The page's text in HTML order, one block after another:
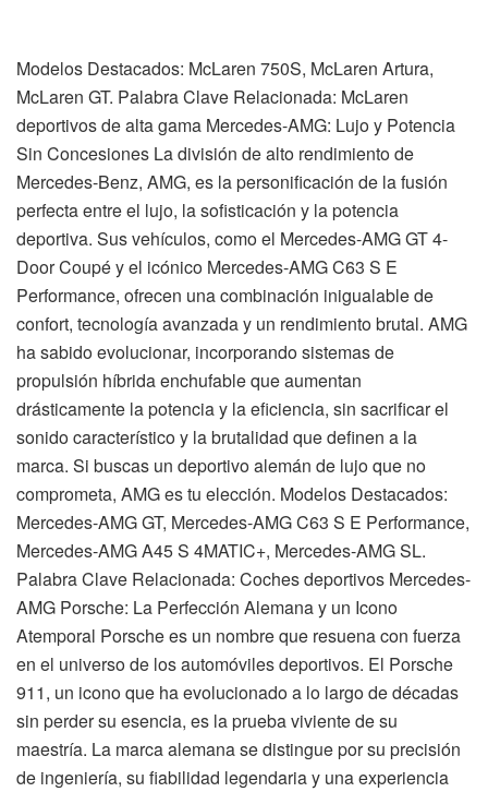
Modelos Destacados: McLaren 750S, McLaren Artura,
McLaren GT. Palabra Clave Relacionada: McLaren
deportivos de alta gama Mercedes-AMG: Lujo y Potencia
Sin Concesiones La división de alto rendimiento de
Mercedes-Benz, AMG, es la personificación de la fusión
perfecta entre el lujo, la sofisticación y la potencia
deportiva. Sus vehículos, como el Mercedes-AMG GT 4-
Door Coupé y el icónico Mercedes-AMG C63 S E
Performance, ofrecen una combinación inigualable de
confort, tecnología avanzada y un rendimiento brutal. AMG
ha sabido evolucionar, incorporando sistemas de
propulsión híbrida enchufable que aumentan
drásticamente la potencia y la eficiencia, sin sacrificar el
sonido característico y la brutalidad que definen a la
marca. Si buscas un deportivo alemán de lujo que no
comprometa, AMG es tu elección. Modelos Destacados:
Mercedes-AMG GT, Mercedes-AMG C63 S E Performance,
Mercedes-AMG A45 S 4MATIC+, Mercedes-AMG SL.
Palabra Clave Relacionada: Coches deportivos Mercedes-
AMG Porsche: La Perfección Alemana y un Icono
Atemporal Porsche es un nombre que resuena con fuerza
en el universo de los automóviles deportivos. El Porsche
911, un icono que ha evolucionado a lo largo de décadas
sin perder su esencia, es la prueba viviente de su
maestría. La marca alemana se distingue por su precisión
de ingeniería, su fiabilidad legendaria y una experiencia